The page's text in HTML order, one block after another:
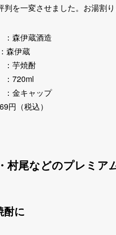
判を一変させました。お湯割
伊蔵酒造
伊蔵
焼酎
キャップ
（税込）
村尾などのプレミア
酎に